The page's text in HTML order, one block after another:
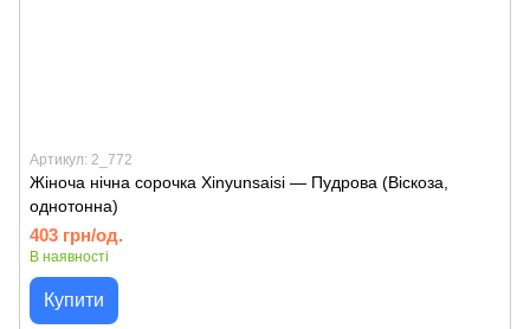
Артикул: 2_772
Жіноча нічна сорочка Xinyunsaisi — Пудрова (Віскоза,
однотонна)
403 грн/од.
В наявності
Купити